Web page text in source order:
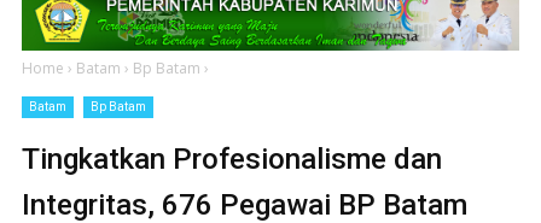
Home › Batam › Bp Batam ›
Batam Bp Batam
Tingkatkan Profesionalisme dan
Integritas, 676 Pegawai BP Batam